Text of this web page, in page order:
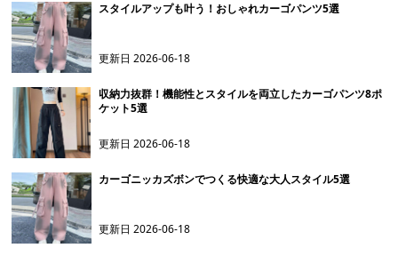
スタイルアップも叶う！おしゃれカーゴパンツ5選
更新日2026-06-18
収納力抜群！機能性とスタイルを両立したカーゴパンツ8ポ
ケット5選
更新日2026-06-18
カーゴニッカズボンでつくる快適な大人スタイル5選
更新日2026-06-18